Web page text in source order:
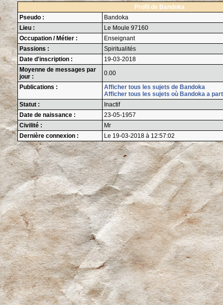
Profil de Bandoka
Pseudo :
Bandoka
Lieu :
Le Moule 97160
Occupation / Métier :
Enseignant
Passions :
Spiritualités
Date d'inscription :
19-03-2018
Moyenne de messages par
jour :
0.00
Publications :
Afficher tous les sujets de Bandoka
Afficher tous les sujets où Bandoka a
Statut :
Inactif
Date de naissance :
23-05-1957
Civilité :
Mr
Dernière connexion :
Le 19-03-2018 à 12:57:02